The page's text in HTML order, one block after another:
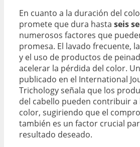
En cuanto a la duración del
promete que dura hasta seis
numerosos factores que
promesa. El lavado frecuente,
y el uso de productos de
acelerar la pérdida del color.
publicado en el International
Trichology señala que los
del cabello pueden contribuir a
color, sugiriendo que el
también es un factor crucial
resultado deseado.